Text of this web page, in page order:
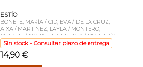
ESTÍO
BONETE, MARÍA / CID, EVA / DE LA CRUZ,
AIXA / MARTÍNEZ, LAYLA / MONTERO,
MERCHE / MORALES, CRISTINA / MORELLÓN,
ALEJANDRO / MORENO DURÁN, AROA /
PARRA
Sin stock - Consultar plazo de entrega
14,90 €